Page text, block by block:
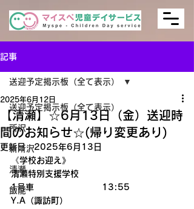
記事
送迎予定掲示板（全て表示）
所沢
新所沢
清瀬
飯能
送迎予定掲示板（全て表示）
【清瀬】☆6月13日（金）送迎時
間のお知らせ☆(帰り変更あり)
2025年6月12日
更新日：2025年6月13日
《学校お迎え》
清瀬特別支援学校
1号車　　　　　　　　13:55
Y.A（諏訪町）